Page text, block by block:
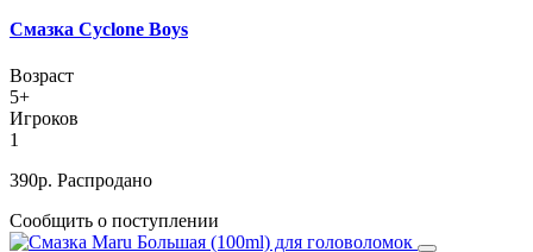
Смазка Cyclone Boys
Возраст
5+
Игроков
1
390р. Распродано
Сообщить о поступлении